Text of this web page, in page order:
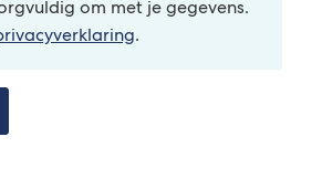
om met je gegevens.
.